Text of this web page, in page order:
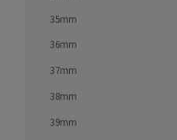
35mm
36mm
37mm
38mm
39mm